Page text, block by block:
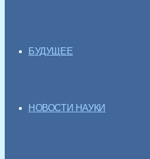
БУДУЩЕЕ
НОВОСТИ НАУКИ